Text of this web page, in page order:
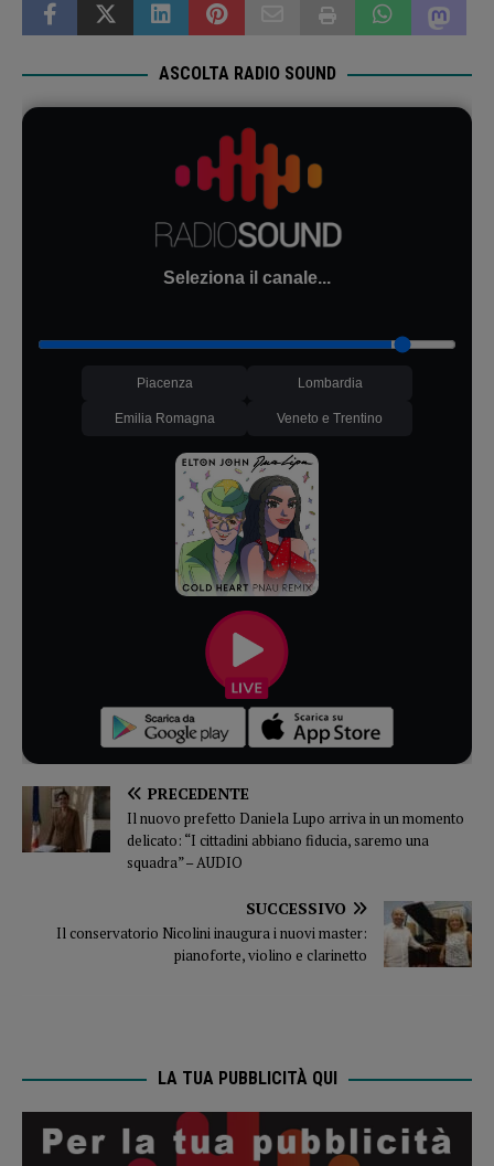
ASCOLTA RADIO SOUND
Seleziona il canale...
Piacenza Lombardia
Emilia Romagna Veneto e Trentino
PRECEDENTE
Il nuovo prefetto Daniela Lupo arriva in un momento
delicato: “I cittadini abbiano fiducia, saremo una
squadra” – AUDIO
SUCCESSIVO
Il conservatorio Nicolini inaugura i nuovi master:
pianoforte, violino e clarinetto
LA TUA PUBBLICITÀ QUI